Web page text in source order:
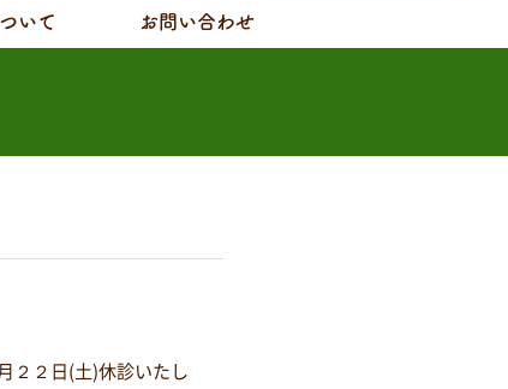
いて お問い合わせ
２２日(土)休診いたし